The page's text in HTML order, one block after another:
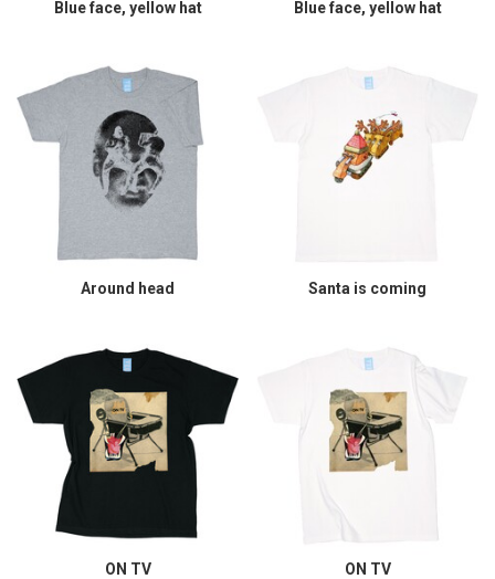
Blue face, yellow hat Blue face, yellow hat
Around head Santa is coming
ON TV ON TV